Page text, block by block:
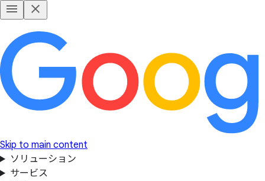
Skip to main content
ソリューション
サービス